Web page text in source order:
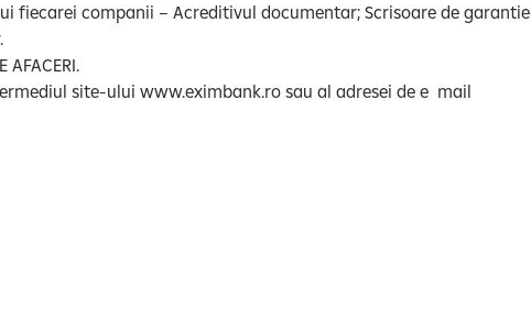
fiecarei companii – Acreditivul documentar; Scrisoare de garantie
AFACERI.
site-ului www.eximbank.ro sau al adresei de e mail